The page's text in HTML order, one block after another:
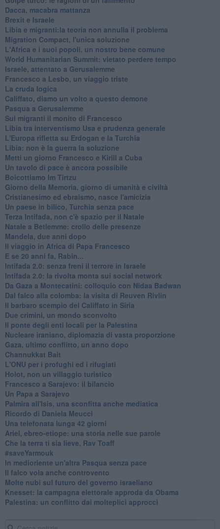
Dacca, macabra mattanza
Brexit e Israele
Libia e migranti:la teoria non annulla il problema
Migration Compact, l'unica soluzione
L'Africa e i suoi popoli, un nostro bene comune
World Humanitarian Summit: vietato perdere tempo
Israele, attentato a Gerusalemme
Francesco a Lesbo, un viaggio triste
La cruda logica
Califfato, diamo un volto a questo demone
Pasqua a Gerusalemme
Sui migranti il monito di Francesco
Libia tra interventismo Usa e prudenza generale
L'Europa rifletta su Erdogan e la Turchia
Libia: non è la guerra la soluzione
Metti un giorno Francesco e Kirill a Cuba
Un tavolo di pace è ancora possibile
Boicottiamo Im Tirtzu
Giorno della Memoria, giorno di umanità e civiltà
Cristianesimo ed ebraismo, nasce l'amicizia
Un paese in bilico, Turchia senza pace
Terza Intifada, non c'è spazio per il Natale
Natale a Betlemme: crollo delle presenze
Mandela, due anni dopo
Il viaggio in Africa di Papa Francesco
E se 20 anni fa, Rabin...
Intifada 2.0: senza freni il terrore in Israele
Intifada 2.0: la rivolta monta sui social network
Da Gaza a Montecatini: colloquio con Nidaa Badwan
Dal falco alla colomba: la visita di Reuven Rivlin
Il barbaro scempio del Califfato in Siria
Due crimini, un mondo sconvolto
Il ponte degli enti locali per la Palestina
Nucleare iraniano, diplomazia di vasta proporzione
Gaza, ultimo conflitto, un anno dopo
Channukkat Bait
L'ONU per i profughi ed i rifugiati
Holot, non un villaggio turistico
Francesco a Sarajevo: il bilancio
Un Papa a Sarajevo
Palmira all'Isis, una sconfitta anche mediatica
Ricordo di Daniela Meucci
​Una telefonata lunga 42 giorni
​Ariel, ebreo-etiope: una storia nelle sue parole
Che la terra ti sia lieve, Rav Toaff
​#saveYarmouk
​In medioriente un'altra Pasqua senza pace
​Il falco vola anche controvento
Molte nubi sul futuro del governo israeliano
Knesset: la campagna elettorale approda da Obama
Palestina: un conflitto dai molteplici approcci